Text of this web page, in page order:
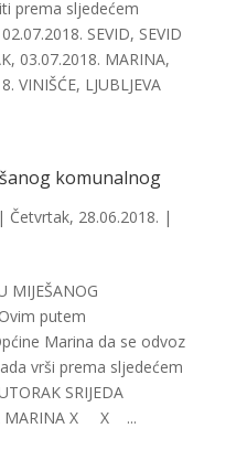
prema sljedećem
SEVID, SEVID
03.07.2018. MARINA,
VINIŠĆE, LJUBLJEVA
komunalnog
Četvrtak, 28.06.2018. |
MIJEŠANOG
putem
Marina da se odvoz
vrši prema sljedećem
SRIJEDA
MARINA X X ...